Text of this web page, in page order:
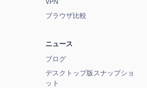
ブラウザ比較
ニュース
ブログ
デスクトップ版スナップショ
ット